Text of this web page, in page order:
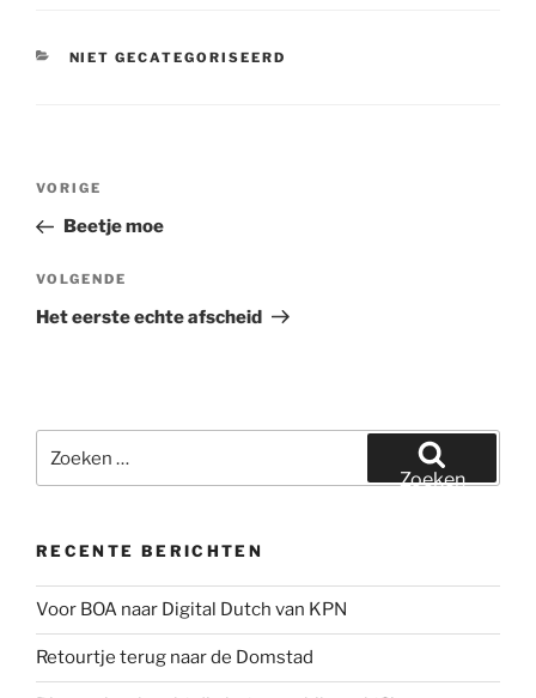
CATEGORIEËN
NIET GECATEGORISEERD
Bericht
Vorig
bericht
VORIGE
Beetje moe
Volgend
bericht
VOLGENDE
Het eerste echte afscheid
naar:
Zoeken
RECENTE BERICHTEN
Voor BOA naar Digital Dutch van KPN
Retourtje terug naar de Domstad